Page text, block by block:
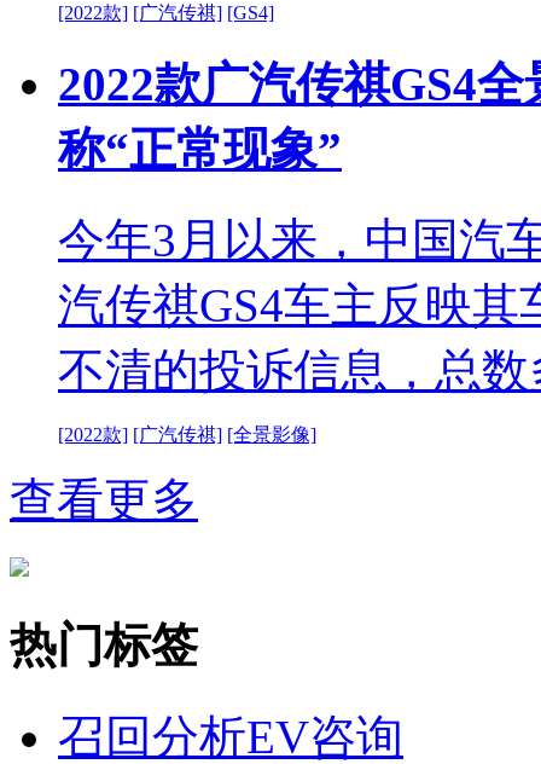
[2022款] [广汽传祺] [GS4]
2022款广汽传祺GS4
称“正常现象”
今年3月以来，中国汽
汽传祺GS4车主反映其
不清的投诉信息，总数
[2022款] [广汽传祺] [全景影像]
查看更多
热门标签
召回分析EV咨询